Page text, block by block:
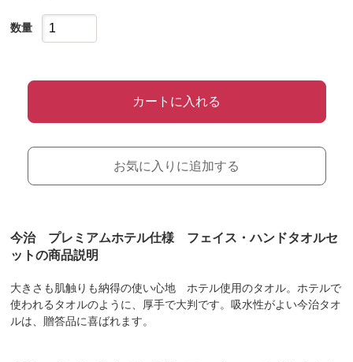
数量
カートに入れる
お気に入りに追加する
今治 プレミアムホテル仕様 フェイス・ハンドタオルセ
ットの商品説明
大きさも肌触りも納得の使い心地 ホテル使用のタオル。ホテルで
使われるタオルのように、厚手で大判です。吸水性がよい今治タオ
ルは、贈答品に喜ばれます。